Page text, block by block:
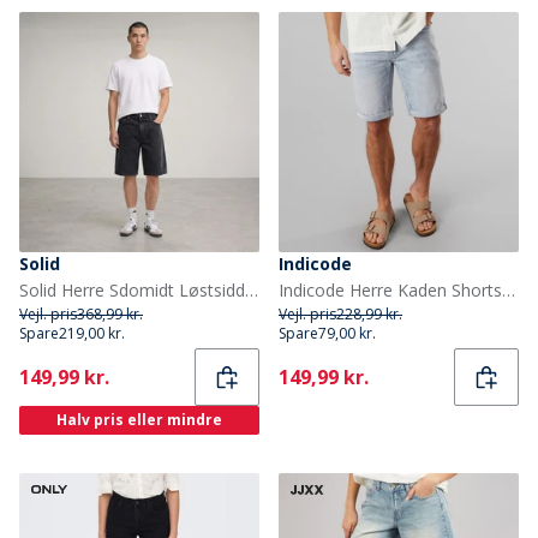
Solid
Solid Herre Sdomidt Løstsiddende Denim Shorts Grey Denim
Vejl. pris368,99 kr.
Spare219,00 kr.
Current
149,99 kr.
Halv pris eller mindre
Indicode
Indicode Herre Kaden Shorts Foam Blue
Vejl. pris228,99 kr.
Spare79,00 kr.
Current
149,99 kr.